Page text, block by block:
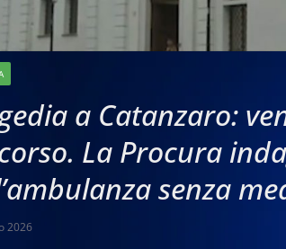
a Catanzaro:
La Procura
senza
2026